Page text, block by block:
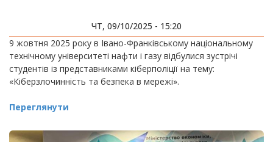
ЧТ, 09/10/2025 - 15:20
9 жовтня 2025 року в Івано-Франківському національному
технічному університеті нафти і газу відбулися зустрічі
студентів із представниками кіберполіції на тему:
«Кіберзлочинність та безпека в мережі».
Переглянути